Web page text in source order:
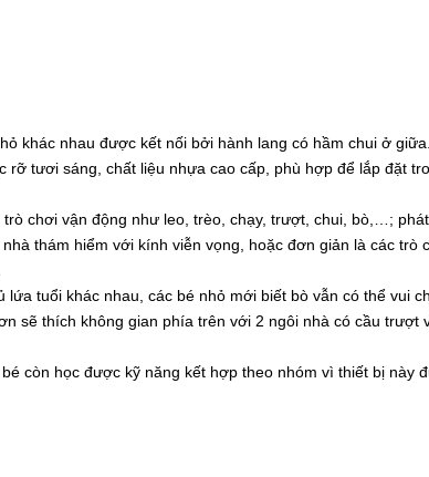
khác nhau được kết nối bởi hành lang có hầm chui ở giữa.
rỡ tươi sáng, chất liệu nhựa cao cấp, phù hợp để lắp đặt
chơi vận động như leo, trèo, chạy, trượt, chui, bò,…;
thám hiểm với kính viễn vọng, hoặc đơn giản là các trò
tuổi khác nhau, các bé nhỏ mới biết bò vẫn có thể vui
sẽ thích không gian phía trên với 2 ngôi nhà có cầu trượt
còn học được kỹ năng kết hợp theo nhóm vì thiết bị này